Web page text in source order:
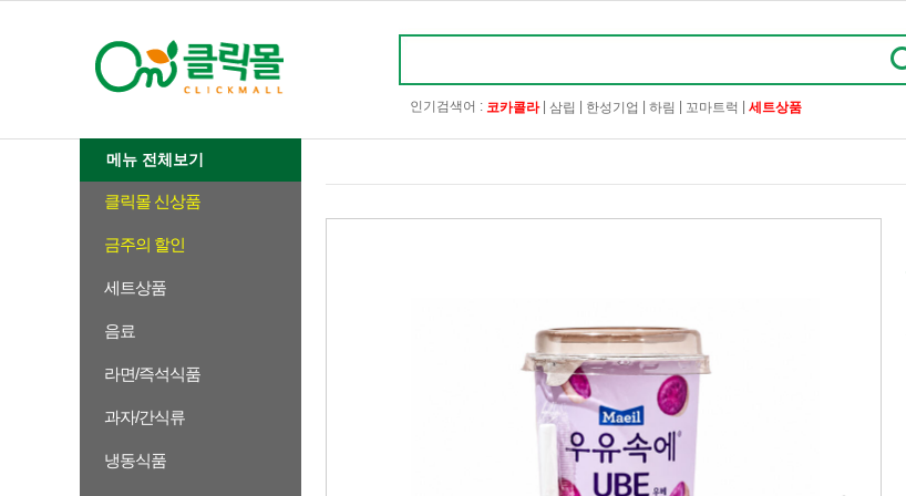
인기검색어 : 코카콜라| 삼립 한성기업 하림 꼬마트럭 세트상품
메뉴 전체보기
클릭몰 신상품
금주의 할인
세트상품
음료
라면/즉석식품
과자/간식류
냉동식품